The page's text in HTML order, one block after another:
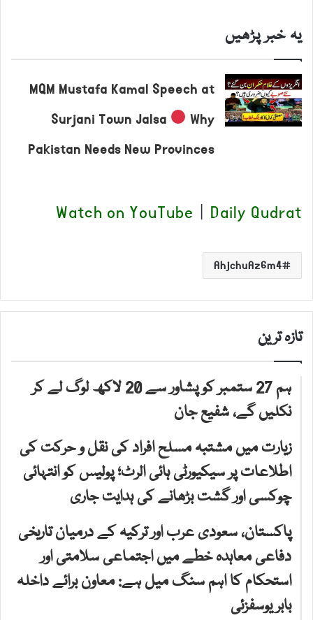
یہ خبر پڑھیں
MQM Mustafa Kamal Speech at
Surjani Town Jalsa
Why
Pakistan Needs New Provinces
Watch on YouTube Daily Qudrat
AhjchuAz6m4
تازہ ترین
ہم 27 ستمبر کو پشاور سے 20 لاکھ لوگ لے کر
نکلیں گے، شفیع جان
زیارت میں مشتبہ مسلح افراد کی نقل و حرکت کی
اطلاعات پر سیکیورٹی ہائی الرٹ؛ پولیس کو انتہائی
چوکسی اور گشت بڑھانے کی ہدایت جاری
پاکستان، سعودی عرب اور ترکیہ کے درمیان تاریخی
دفاعی معاہدہ خطے میں اجتماعی سلامتی اور
استحکام کا اہم سنگ میل ہے: معاون برائے داخلہ
بابر یوسفزئی